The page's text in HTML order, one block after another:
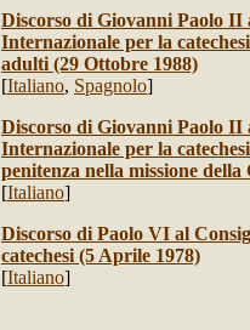
Discorso di Giovanni Paolo
Internazionale per la
adulti (29 Ottobre 1988)
[Italiano, Spagnolo]
Discorso di Giovanni Paolo
Internazionale per la
penitenza nella missione
[Italiano]
Discorso di Paolo VI al
catechesi (5 Aprile 1978)
[Italiano]